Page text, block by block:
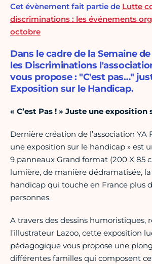
Cet évènement fait partie de Lutte
discriminations : les événements
octobre
Dans le cadre de la Semaine
les Discriminations
vous propose : "C'est pas…"
Exposition sur le Handicap.
« C’est Pas ! » Juste une exposition
Dernière création de l’association YA
une exposition sur le handicap » est
9 panneaux Grand format (200 X 85
lumière, de manière dédramatisée,
handicap qui touche en France plus
personnes.
A travers des dessins humoristiques,
l’illustrateur Lazoo, cette exposition
pédagogique vous propose une
différentes familles qui composent